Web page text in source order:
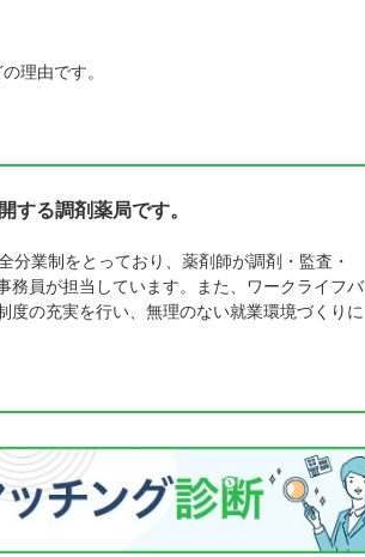
理由です。
する調剤薬局です。
業制をとっており、薬剤師が調剤・監査・
務員が担当しています。また、ワークライフバ
の充実を行い、無理のない就業環境づくりに